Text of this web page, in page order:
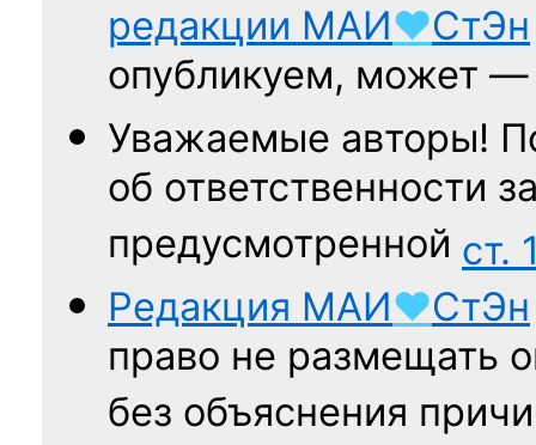
редакции МАИ♥СтЭн
опубликуем, может
Уважаемые авторы!
об ответственности
предусмотренной ст.
Редакция МАИ♥СтЭн
право не размещать
без объяснения